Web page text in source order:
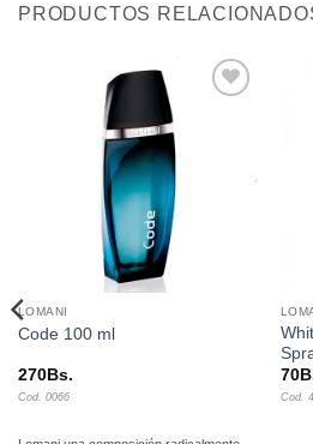
PRODUCTOS
LOMANI
Code 100 ml
270Bs.
Cod. 0066
70
Cod.